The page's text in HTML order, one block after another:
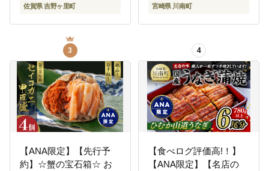
佐賀県 吉野ヶ里町 宮崎県 川南町
3
【ANA限定】【先行予
約】☆蟹の宝石箱☆ お
4
【食べログ評価高!！】
【ANA限定】【名店の